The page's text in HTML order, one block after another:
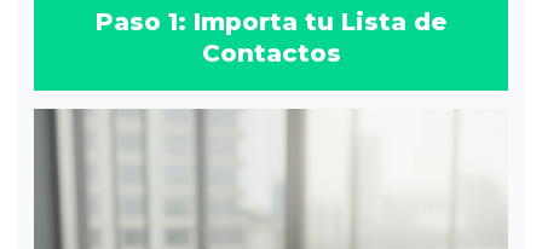
Paso 1: Importa tu Lista de
Contactos